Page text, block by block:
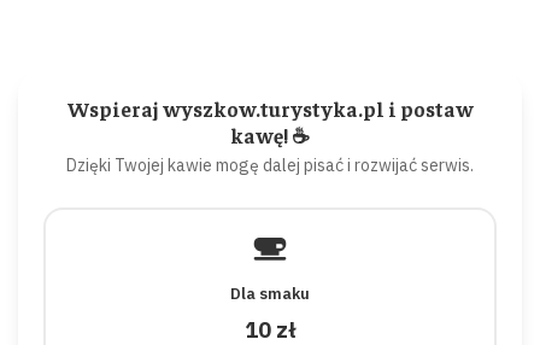
Wspieraj wyszkow.turystyka.pl i postaw
kawę! ☕
Dzięki Twojej kawie mogę dalej pisać i rozwijać serwis.
Dla smaku
10 zł